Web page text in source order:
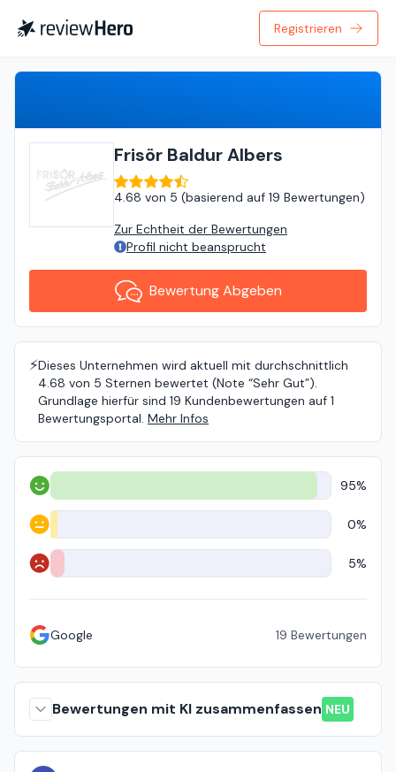
Registrieren
Frisör Baldur Albers
4.68 von 5 (basierend auf 19 Bewertungen)
Zur Echtheit der Bewertungen
Profil nicht beansprucht
Bewertung Abgeben
⚡️Dieses Unternehmen wird aktuell mit durchschnittlich
4.68 von 5 Sternen bewertet (Note “Sehr Gut”).
Grundlage hierfür sind 19 Kundenbewertungen auf 1
Bewertungsportal. Mehr Infos
Positiv 95%
Neutral 0%
Negativ 5%
Google 19 Bewertungen
Bewertungen mit KI zusammenfassen NEU